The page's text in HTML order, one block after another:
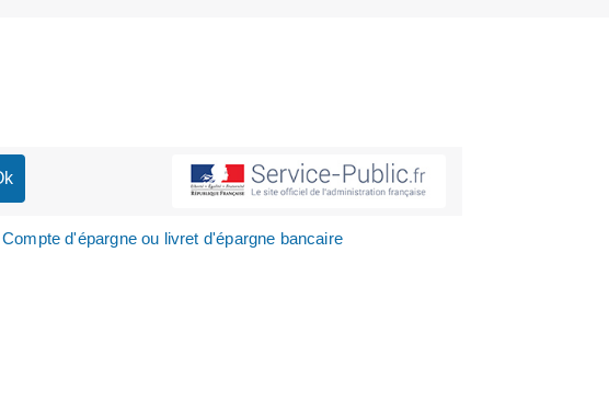
Compte d'épargne ou livret d'épargne bancaire